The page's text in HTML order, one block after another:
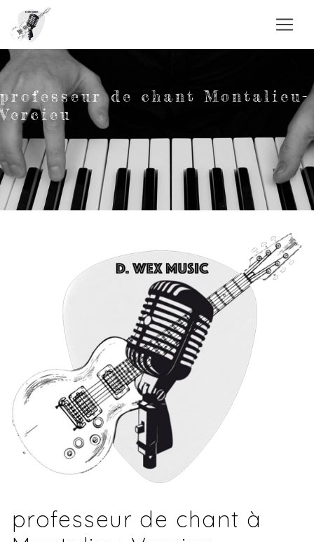
professeur de chant Montalieu-
Vercieu
professeur de chant à
Panneau de gestion des cookies